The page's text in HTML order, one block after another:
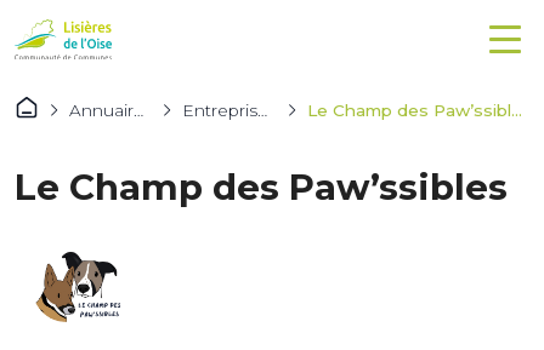
Annuaires Entreprises Le Champ des Paw’ssibles
Le Champ des Paw’ssibles